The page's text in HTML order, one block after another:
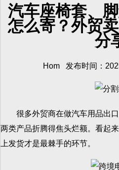
汽车座椅套、
怎么寄？外贸
分
Hom 发布时间：
很多外贸商在做汽车用品出口
两类产品折腾得焦头烂额。看起
上发货才是最棘手的环节。